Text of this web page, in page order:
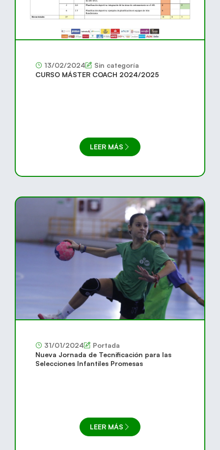
13/02/2024
Sin categoría
CURSO MÁSTER COACH 2024/2025
LEER MÁS
31/01/2024
Portada
Nueva Jornada de Tecnificación para las
Selecciones Infantiles Promesas
LEER MÁS